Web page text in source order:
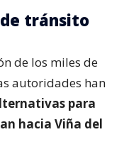
tránsito
de los miles de
autoridades han
para
hacia Viña del